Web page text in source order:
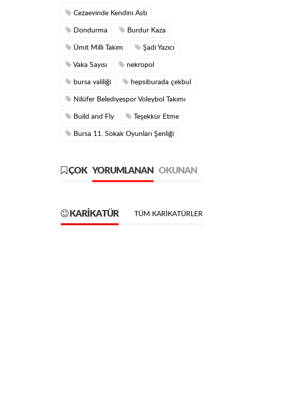
Cezaevinde Kendini Astı
Dondurma Burdur Kaza
Ümit Milli Takım Şadi Yazıcı
Vaka Sayısı nekropol
bursa valiliği hepsiburada çekbul
Nilüfer Belediyespor Voleybol Takımı
Build and Fly Teşekkür Etme
Bursa 11. Sokak Oyunları Şenliği
ÇOK YORUMLANAN OKUNAN
KARIKATÜR TÜM KARIKATÜRLER